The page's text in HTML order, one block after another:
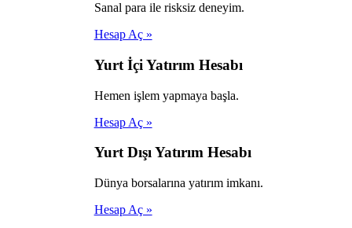
Sanal para ile risksiz deneyim.
Hesap Aç »
Yurt İçi Yatırım Hesabı
Hemen işlem yapmaya başla.
Hesap Aç »
Yurt Dışı Yatırım Hesabı
Dünya borsalarına yatırım imkanı.
Hesap Aç »